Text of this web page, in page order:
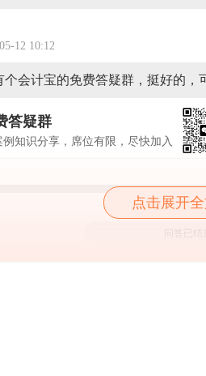
12 10:12
个会计宝的免费答疑群，挺好的，
答疑群
例知识分享，席位有限，尽快加入
问答已结
点击展开